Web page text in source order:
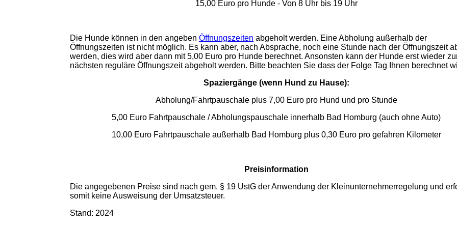
15,00 Euro pro Hunde - Von 8 Uhr bis 19 Uhr
Die Hunde können in den angeben Öffnungszeiten abgeholt werden. Eine Abholung außerhalb der
Öffnungszeiten ist nicht möglich. Es kann aber, nach Absprache, noch eine Stunde nach der Öffnungszeit
werden, dies wird aber dann mit 5,00 Euro pro Hunde berechnet. Ansonsten kann der Hunde erst wieder
nächsten reguläre Öffnungszeit abgeholt werden. Bitte beachten Sie dass der Folge Tag Ihnen berechnet
Spaziergänge (wenn Hund zu Hause):
Abholung/Fahrtpauschale plus 7,00 Euro pro Hund und pro Stunde
5,00 Euro Fahrtpauschale /Abholungspauschale innerhalb Bad Homburg (auch ohne Auto)
10,00 Euro Fahrtpauschale außerhalbBad Homburg plus 0,30 Euro pro gefahren Kilometer
Preisinformation
Die angegebenen Preise sind nach gem. § 19 UstG der Anwendung der Kleinunternehmerregelung und
somit keine Ausweisung der Umsatzsteuer.
Stand: 2024